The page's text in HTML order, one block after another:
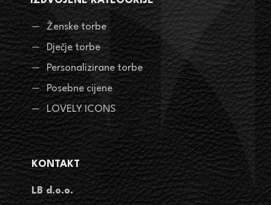
Ženske torbe
Dječje torbe
Personalizirane torbe
Posebne cijene
LOVELY ICONS
KONTAKT
LB d.o.o.